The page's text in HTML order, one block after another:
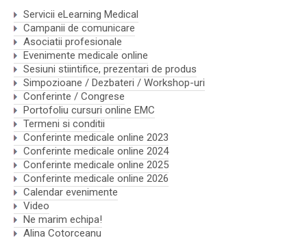
Servicii eLearning Medical
Campanii de comunicare
Asociatii profesionale
Evenimente medicale online
Sesiuni stiintifice, prezentari de produs
Simpozioane / Dezbateri / Workshop-uri
Conferinte / Congrese
Portofoliu cursuri online EMC
Termeni si conditii
Conferinte medicale online 2023
Conferinte medicale online 2024
Conferinte medicale online 2025
Conferinte medicale online 2026
Calendar evenimente
Video
Ne marim echipa!
Alina Cotorceanu